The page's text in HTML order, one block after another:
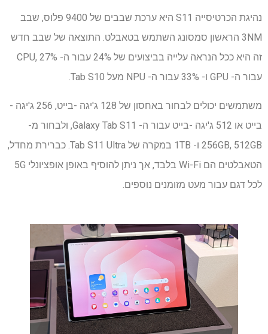
נהיגת הכרטיסייה S11 היא ערכת שבבים של 9400 פלוס, שבב
3NM הראשון סמסונג השתמש בטאבלט. התוצאה של שבב חדש
זה היא ככל הנראה עלייה בביצועים של 24% עבור ה- CPU, 27%
עבור ה- GPU ו- 33% עבור ה- NPU מעל Tab S10.
משתמשים יכולים לבחור באחסון של 128 ג'יגה -בייט, 256 ג'יגה -
בייט או 512 ג'יגה -בייט עבור ה- Galaxy Tab S11, ולבחור מ-
256GB, 512GB ו- 1TB במקרה של Tab S11 Ultra. כברירת מחדל,
הטאבלטים הם Wi-Fi בלבד, אך ניתן להוסיף באופן אופציונלי 5G
לכל דגם עבור מעט מזומנים נוספים.